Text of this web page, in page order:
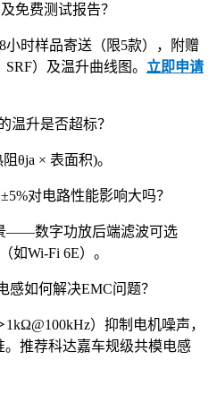
免费测试报告？
时样品寄送（限5款），附赠
）及温升曲线图。 立即申请
温升是否超标？
θja × 表面积)。
对电路性能影响大吗？
——数字功放后端滤波可选
如Wi-Fi 6E）。
如何解决EMC问题？
）抑制电机噪声，
。推荐科达嘉车规级共模电感